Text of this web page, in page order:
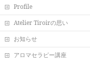
Profile
Atelier Tiroirの思い
お知らせ
アロマセラピー講座